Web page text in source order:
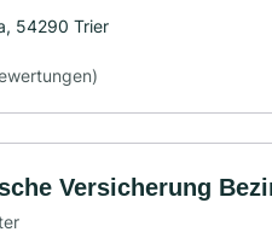
54290 Trier
Versicherung